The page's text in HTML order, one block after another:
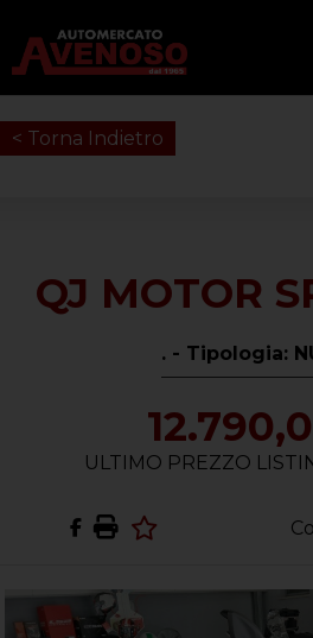
< Torna Indietro
QJ MOTOR
. - Tipologia:
ULTIMO PREZZO